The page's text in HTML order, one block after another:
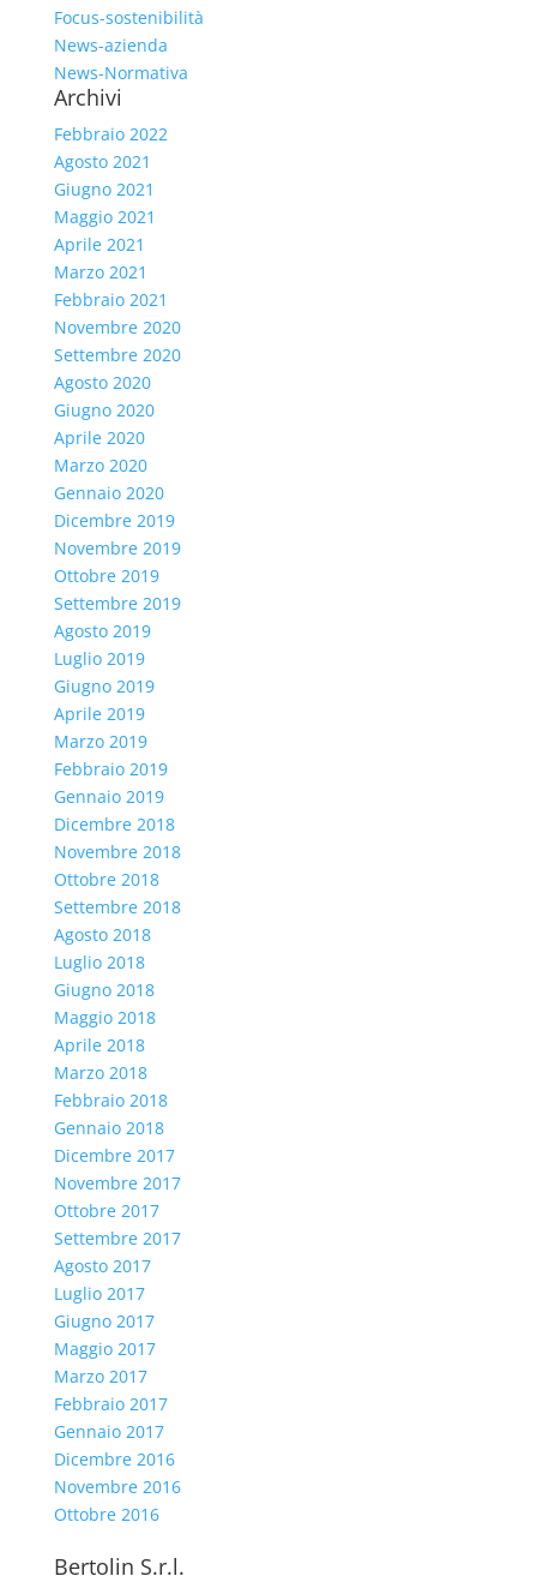
Focus-sostenibilità
News-azienda
News-Normativa
Archivi
Febbraio 2022
Agosto 2021
Giugno 2021
Maggio 2021
Aprile 2021
Marzo 2021
Febbraio 2021
Novembre 2020
Settembre 2020
Agosto 2020
Giugno 2020
Aprile 2020
Marzo 2020
Gennaio 2020
Dicembre 2019
Novembre 2019
Ottobre 2019
Settembre 2019
Agosto 2019
Luglio 2019
Giugno 2019
Aprile 2019
Marzo 2019
Febbraio 2019
Gennaio 2019
Dicembre 2018
Novembre 2018
Ottobre 2018
Settembre 2018
Agosto 2018
Luglio 2018
Giugno 2018
Maggio 2018
Aprile 2018
Marzo 2018
Febbraio 2018
Gennaio 2018
Dicembre 2017
Novembre 2017
Ottobre 2017
Settembre 2017
Agosto 2017
Luglio 2017
Giugno 2017
Maggio 2017
Marzo 2017
Febbraio 2017
Gennaio 2017
Dicembre 2016
Novembre 2016
Ottobre 2016
Bertolin S.r.l.